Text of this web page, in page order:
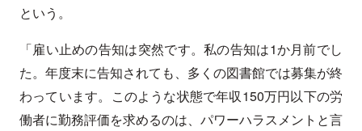
という。
「雇い止めの告知は突然です。私の告知は1か月前でし
た。年度末に告知されても、多くの図書館では募集が終
わっています。このような状態で年収150万円以下の労
働者に勤務評価を求めるのは、パワーハラスメントと言